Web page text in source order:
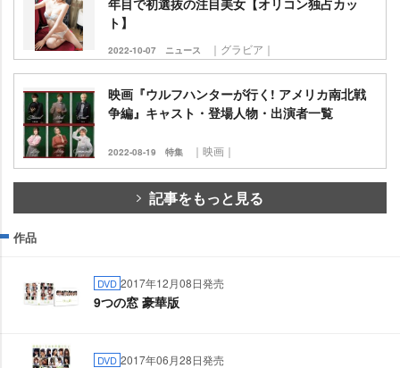
ト】
2022-10-07 ニュース ｜グラビア｜
映画『ウルフハンターが行く! アメリカ南北戦
争編』キャスト・登場人物・出演者一覧
2022-08-19 特集 ｜映画｜
記事をもっと見る
作品
DVD 2017年12月08日発売
9つの窓 豪華版
DVD 2017年06月28日発売